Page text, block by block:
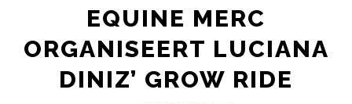
EQUINE MERC
ORGANISEERT LUCIANA
DINIZ’ GROW RIDE